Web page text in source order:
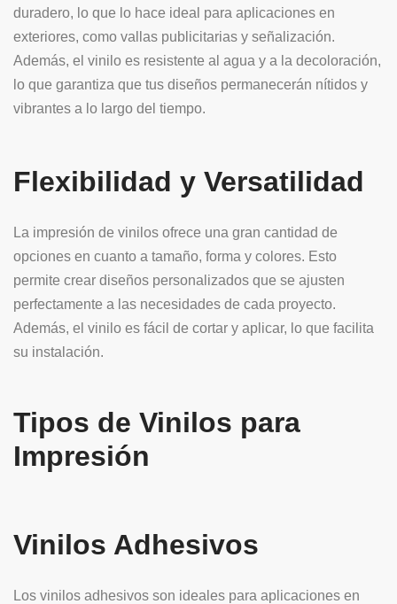
duradero, lo que lo hace ideal para aplicaciones en
exteriores, como vallas publicitarias y señalización.
Además, el vinilo es resistente al agua y a la decoloración,
lo que garantiza que tus diseños permanecerán nítidos y
vibrantes a lo largo del tiempo.
Flexibilidad y Versatilidad
La impresión de vinilos ofrece una gran cantidad de
opciones en cuanto a tamaño, forma y colores. Esto
permite crear diseños personalizados que se ajusten
perfectamente a las necesidades de cada proyecto.
Además, el vinilo es fácil de cortar y aplicar, lo que facilita
su instalación.
Tipos de Vinilos para
Impresión
Vinilos Adhesivos
Los vinilos adhesivos son ideales para aplicaciones en